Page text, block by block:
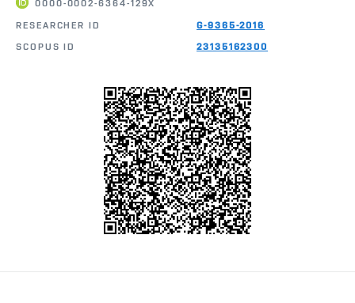
0000-0002-6364-129X
RESEARCHER ID
G-9365-2016
SCOPUS ID
23135162300